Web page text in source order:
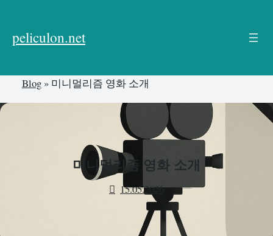
뛰
peliculon.net
Blog» 미니멀리즘 영화 소개
미니멀리즘 영화 소개
15.05.2026